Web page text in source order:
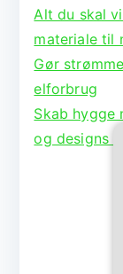
Alt du skal
materiale til
Gør
elforbrug
Skab hygge
og designs